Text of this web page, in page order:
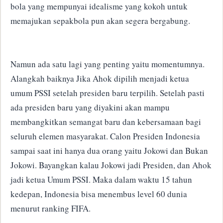
bola yang mempunyai idealisme yang kokoh untuk
memajukan sepakbola pun akan segera bergabung.
Namun ada satu lagi yang penting yaitu momentumnya.
Alangkah baiknya Jika Ahok dipilih menjadi ketua
umum PSSI setelah presiden baru terpilih. Setelah pasti
ada presiden baru yang diyakini akan mampu
membangkitkan semangat baru dan kebersamaan bagi
seluruh elemen masyarakat. Calon Presiden Indonesia
sampai saat ini hanya dua orang yaitu Jokowi dan Bukan
Jokowi. Bayangkan kalau Jokowi jadi Presiden, dan Ahok
jadi ketua Umum PSSI. Maka dalam waktu 15 tahun
kedepan, Indonesia bisa menembus level 60 dunia
menurut ranking FIFA.